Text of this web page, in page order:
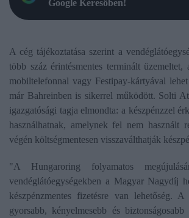
Google Keresőben!
A cég tájékoztatása szerint a
több száz érintésmentes terminált üzemeltet,
mobiltelefonnal vagy Festipay-kártyával
már Bahreinben is sikerrel működött. Solti
igazgatósági tagja elmondta: a készpénzzel
használhatnak, amelynek fel nem használt
végén költségmentesen visszaválthatják
"A Hungaroring folyamatos
vendéglátóegységekben a Magyar Nagydíj
készpénzmentes fizetésre van lehetőség. A
gyorsabb, kényelmesebb és